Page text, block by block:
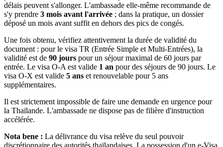
délais peuvent s'allonger. L'ambassade elle-même recommande de
s'y prendre 3 mois avant l'arrivée ; dans la pratique, un dossier
déposé un mois avant suffit en dehors des pics de congés.
Une fois obtenu, vérifiez attentivement la durée de validité du
document : pour le visa TR (Entrée Simple et Multi-Entrées), la
validité est de 90 jours pour un séjour maximal de 60 jours par
entrée. Le visa O-A est valide 1 an pour des séjours de 90 jours. Le
visa O-X est valide 5 ans et renouvelable pour 5 ans
supplémentaires.
Il est strictement impossible de faire une demande en urgence pour
la Thaïlande. L'ambassade ne dispose pas de filière d'instruction
accélérée.
Nota bene : La délivrance du visa relève du seul pouvoir
discrétionnaire des autorités thaïlandaises. La possession d'un e-Visa